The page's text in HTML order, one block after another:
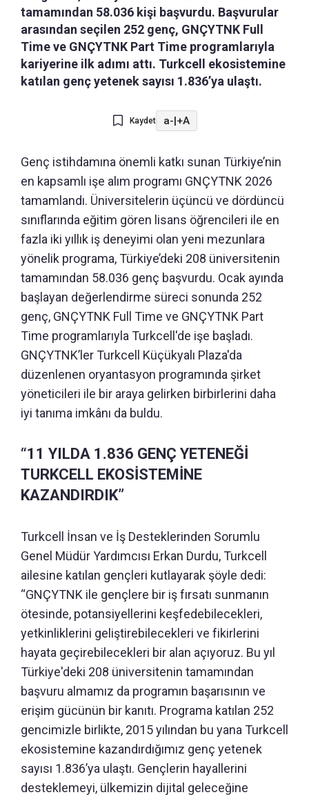
tamamından 58.036 kişi başvurdu. Başvurular
arasından seçilen 252 genç, GNÇYTNK Full
Time ve GNÇYTNK Part Time programlarıyla
kariyerine ilk adımı attı. Turkcell ekosistemine
katılan genç yetenek sayısı 1.836’ya ulaştı.
Kaydet a-|+A
Genç istihdamına önemli katkı sunan Türkiye’nin
en kapsamlı işe alım programı GNÇYTNK 2026
tamamlandı. Üniversitelerin üçüncü ve dördüncü
sınıflarında eğitim gören lisans öğrencileri ile en
fazla iki yıllık iş deneyimi olan yeni mezunlara
yönelik programa, Türkiye’deki 208 üniversitenin
tamamından 58.036 genç başvurdu. Ocak ayında
başlayan değerlendirme süreci sonunda 252
genç, GNÇYTNK Full Time ve GNÇYTNK Part
Time programlarıyla Turkcell'de işe başladı.
GNÇYTNK’ler Turkcell Küçükyalı Plaza'da
düzenlenen oryantasyon programında şirket
yöneticileri ile bir araya gelirken birbirlerini daha
iyi tanıma imkânı da buldu.
“11 YILDA 1.836 GENÇ YETENEĞİ
TURKCELL EKOSİSTEMİNE
KAZANDIRDIK”
Turkcell İnsan ve İş Desteklerinden Sorumlu
Genel Müdür Yardımcısı Erkan Durdu, Turkcell
ailesine katılan gençleri kutlayarak şöyle dedi:
“GNÇYTNK ile gençlere bir iş fırsatı sunmanın
ötesinde, potansiyellerini keşfedebilecekleri,
yetkinliklerini geliştirebilecekleri ve fikirlerini
hayata geçirebilecekleri bir alan açıyoruz. Bu yıl
Türkiye'deki 208 üniversitenin tamamından
başvuru almamız da programın başarısının ve
erişim gücünün bir kanıtı. Programa katılan 252
gencimizle birlikte, 2015 yılından bu yana Turkcell
ekosistemine kazandırdığımız genç yetenek
sayısı 1.836’ya ulaştı. Gençlerin hayallerini
desteklemeyi, ülkemizin dijital geleceğine